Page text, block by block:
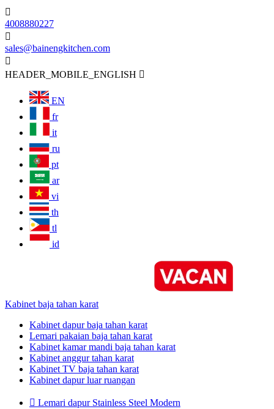

4008880227

sales@bainengkitchen.com

HEADER_MOBILE_ENGLISH 
EN
fr
it
ru
pt
ar
vi
th
tl
id
Kabinet baja tahan karat
Kabinet dapur baja tahan karat
Lemari pakaian baja tahan karat
Kabinet kamar mandi baja tahan karat
Kabinet anggur tahan karat
Kabinet TV baja tahan karat
Kabinet dapur luar ruangan
 Lemari dapur Stainless Steel Modern